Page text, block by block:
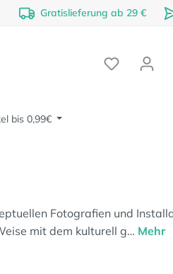
Gratislieferung ab 29 €
bis 0,99€
Fotografien und
mit dem kulturell g… Mehr